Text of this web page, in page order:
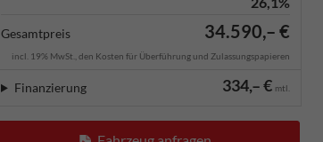
Gesamtpreis 34.590,– €
incl. 19% MwSt., den Kosten für Überführung und Zulassungspapieren
334,– € mtl.
Finanzierung